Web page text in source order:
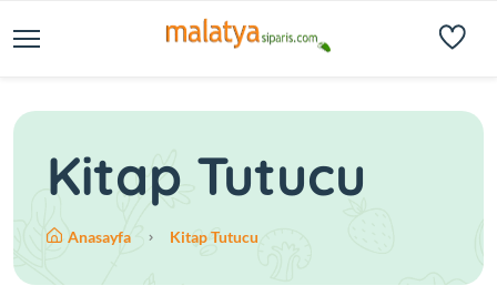
Kitap Tutucu
Anasayfa Kitap Tutucu